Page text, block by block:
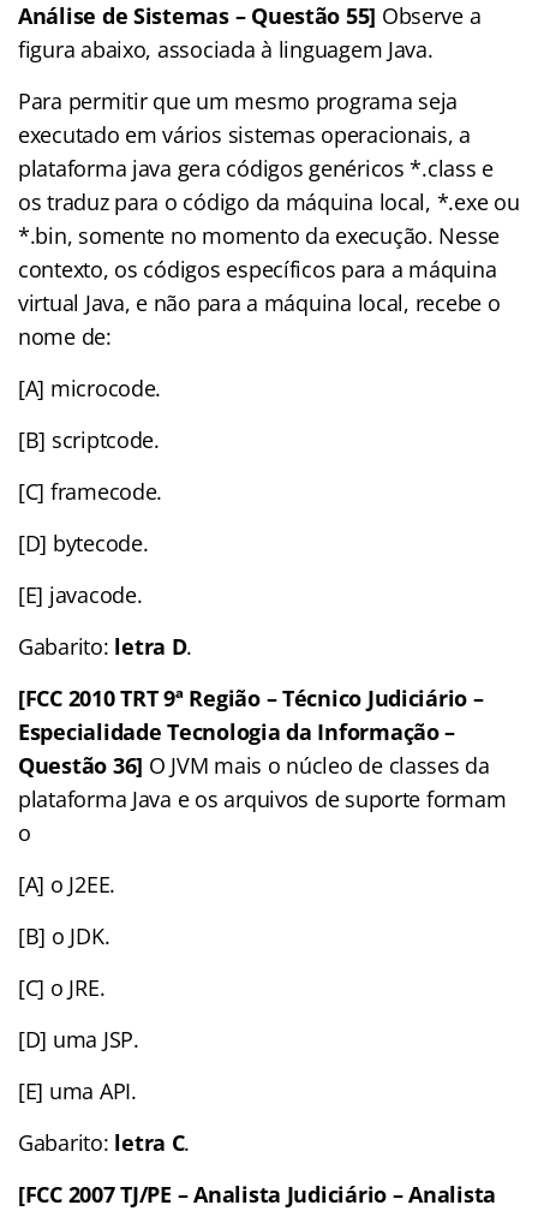
Análise de Sistemas – Questão 55] Observe a
figura abaixo, associada à linguagem Java.
Para permitir que um mesmo programa seja
executado em vários sistemas operacionais, a
plataforma java gera códigos genéricos *.class e
os traduz para o código da máquina local, *.exe ou
*.bin, somente no momento da execução. Nesse
contexto, os códigos específicos para a máquina
virtual Java, e não para a máquina local, recebe o
nome de:
[A] microcode.
[B] scriptcode.
[C] framecode.
[D] bytecode.
[E] javacode.
Gabarito: letra D.
[FCC 2010 TRT 9ª Região – Técnico Judiciário –
Especialidade Tecnologia da Informação –
Questão 36] O JVM mais o núcleo de classes da
plataforma Java e os arquivos de suporte formam
o
[A] o J2EE.
[B] o JDK.
[C] o JRE.
[D] uma JSP.
[E] uma API.
Gabarito: letra C.
[FCC 2007 TJ/PE – Analista Judiciário – Analista